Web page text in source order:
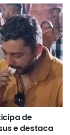
de
e destaca